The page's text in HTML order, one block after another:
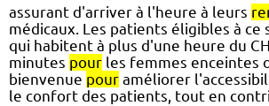
assurant d'arriver à l'heure à leurs
médicaux. Les patients éligibles à ce
qui habitent à plus d'une heure du
minutes pour les femmes enceintes
bienvenue pour améliorer
le confort des patients, tout en